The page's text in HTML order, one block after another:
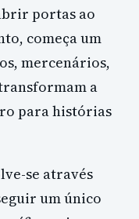
portas ao
começa um
mercenários,
a
para histórias
se através
um único